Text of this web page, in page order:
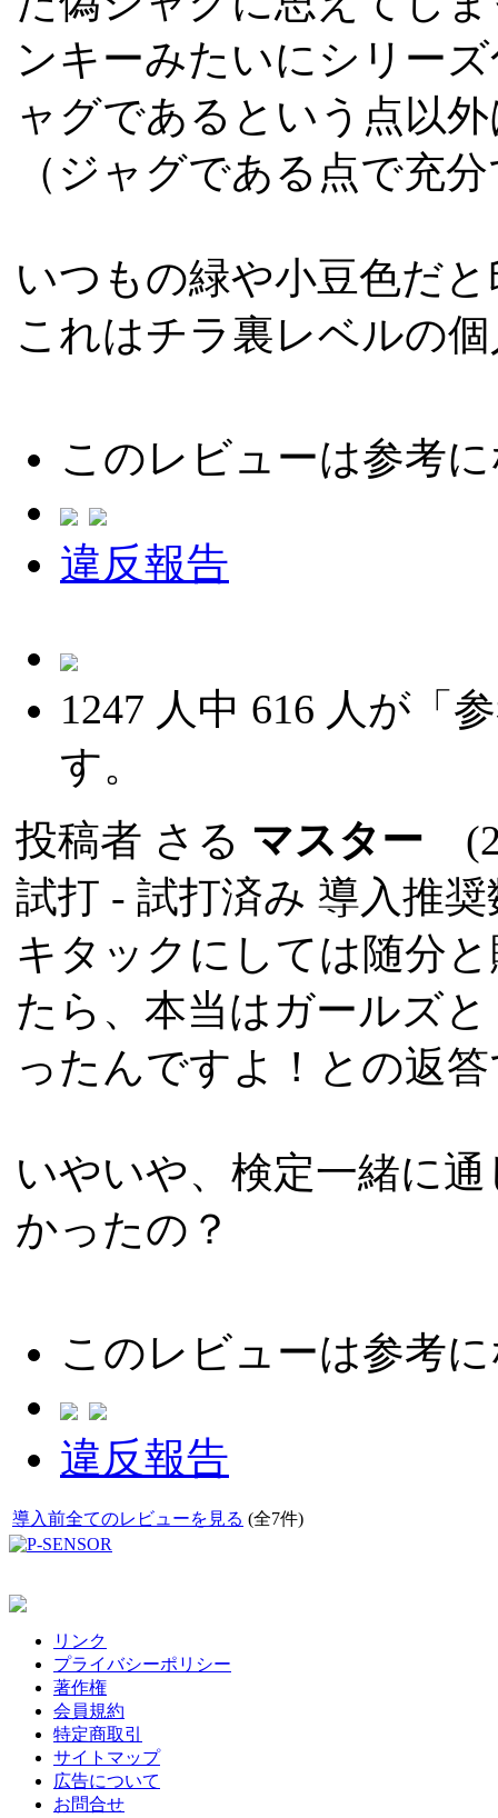
ンキーみたいにシリー
ャグであるという点以
（ジャグである点で充
いつもの緑や小豆色だ
これはチラ裏レベルの
このレビューは参考
違反報告
1247 人中 616 人が「
す。
投稿者 さる マスター
試打 - 試打済み 導入推
キタックにしては随分
たら、本当はガールズ
ったんですよ！との返
いやいや、検定一緒に
かったの？
このレビューは参考
違反報告
導入前全てのレビューを見る (全7件)
リンク
プライバシーポリシー
著作権
会員規約
特定商取引
サイトマップ
広告について
お問合せ